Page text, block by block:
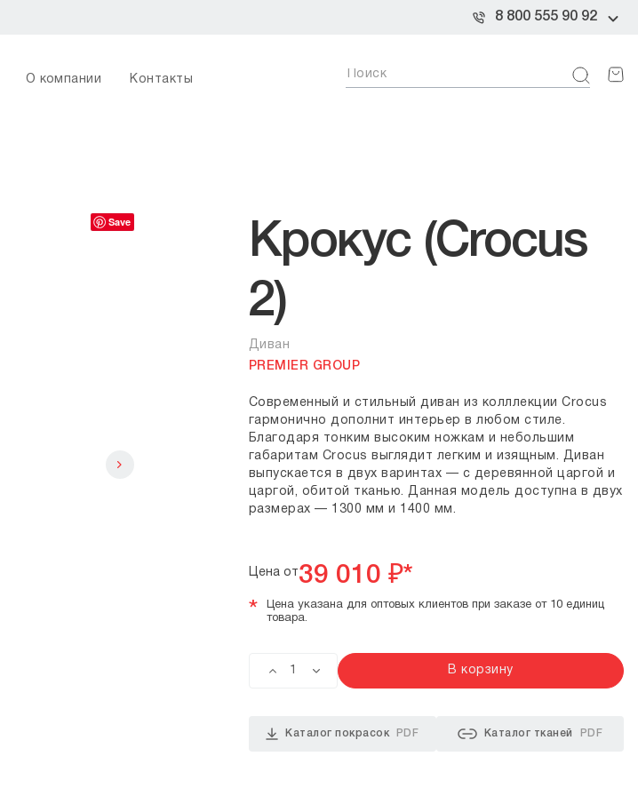
8 800 555 90 92
О компании Контакты
Save
Крокус (Crocus
2)
Диван
PREMIER GROUP
Современный и стильный диван из колллекции Crocus
гармонично дополнит интерьер в любом стиле.
Благодаря тонким высоким ножкам и небольшим
габаритам Crocus выглядит легким и изящным. Диван
выпускается в двух варинтах — с деревянной царгой и
царгой, обитой тканью. Данная модель доступна в двух
размерах — 1300 мм и 1400 мм.
Цена от39 010 ₽*
*
Цена указана для оптовых клиентов при заказе от 10 единиц
товара.
В корзину
Каталог покрасок PDF Каталог тканей PDF